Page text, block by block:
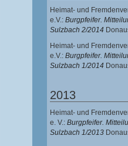
Heimat- und
e.V.: Burgpfeifer.
Sulzbach 2/2014
Heimat- und
e.V.: Burgpfeifer.
Sulzbach 1/2014
2013
Heimat- und
e. V.: Burgpfeifer.
Sulzbach 1/2013